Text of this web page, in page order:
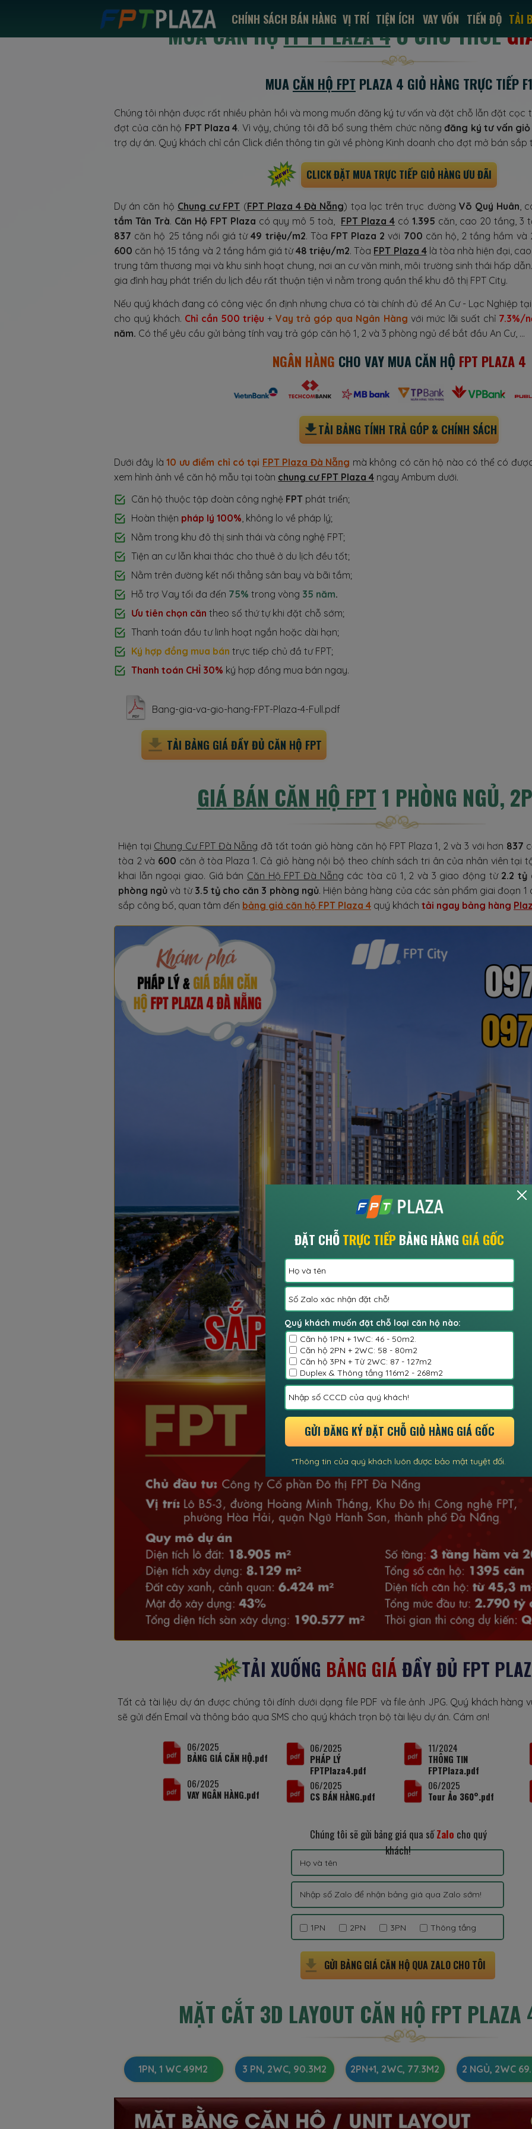
TẢI
CHÍNH SÁCH BÁN HÀNG TIỆN ÍCH
VỊ TRÍ VAY VỐN TIẾN ĐỘ
MUA CĂN HỘFPT PLAZA 4Ở CHO THUÊ
TẢI BẢNG GIÁ ĐẦY ĐỦ CĂN HỘ FPT
Căn hộ thuộc tập đoàn công nghệ FPT phát triển;
Hoàn thiện pháp lý 100%, không lo về pháp lý;
Nằm trong khu đô thị sinh thái và công nghệ FPT;
Tiện an cư lẫn khai thác cho thuê ở du lịch đều tốt;
Nằm trên đường kết nối thẳng sân bay và bãi tắm;
Hỗ trợ Vay tối đa đến 75% trong vòng 35 năm.
Ưu tiên chọn căn theo số thứ tự khi đặt chỗ sớm;
Thanh toán đầu tư linh hoạt ngắn hoặc dài hạn;
Ký hợp đồng mua bán trực tiếp chủ đầ tư FPT;
Thanh toán CHỈ 30% ký hợp đồng mua bán ngay.
Dự án căn hộ Chung cư FPT (FPT Plaza 4 Đà Nẵng) tọa lạc trên trục đường Võ Quý Huân,
tắm Tân Trà. Căn Hộ FPT Plaza có quy mô 5 toà, FPT Plaza 4 có 1.395 căn, cao 20 tầng, 3
837 căn hộ 25 tầng nổi giá từ49 triệu/m2. Tòa FPT Plaza 2 với 700 căn hộ, 2 tầng hầm và
600 căn hộ 15 tầng và 2 tầng hầm giá từ48 triệu/m2. Tòa FPT Plaza 4là tòa nhà hiện đại,
trung tâm thương mại và khu sinh hoạt chung, nơi an cư văn minh, môi trường sinh thái hấp dẫn.
gia đình hay phát triển du lịch đều rất thuận tiện vì nằm trong quần thể khu đô thị FPT City.
Dưới đây là10 ưu điểm chỉ có tại FPT Plaza Đà Nẵng mà không có căn hộ nào có thể có
xem hình ảnh về căn hộ mẫu tại toàn chung cư FPT Plaza 4 ngay Ambum dưới.
Bang-gia-va-gio-hang-FPT-Plaza-4-Full.pdf
CLICK ĐẶT MUA TRỰC TIẾP GIỎ HÀNG ƯU ĐÃI
MUA CĂN HỘ FPT PLAZA 4 GIỎ HÀNG TRỰC TIẾP F1
Chúng tôi nhận được rất nhiều phản hồi và mong muốn đăng ký tư vấn và đặt chỗ lẫn đặt
đợt của căn hộ FPT Plaza 4. Vì vậy, chúng tôi đã bổ sung thêm chức năngđăng ký tư vấn giỏ
trợ dự án. Quý khách chỉ cần Click điền thông tin gửi về phòng Kinh doanh cho đợt mở bán sắp
TẢI BẢNG TÍNH TRẢ GÓP & CHÍNH SÁCH
Nếu quý khách đang có công việc ổn định nhưng chưa có tài chính đủ để An Cư - Lạc Nghiệp
cho quý khách. Chỉ cần 500 triệu +Vay trả góp qua Ngân Hàng với mức lãi suất chỉ 7.3%/
năm. Có thể yêu cầu gửi bảng tính vay trả góp căn hộ 1, 2 và 3 phòng ngủ để bắt đầu An Cư, ...
NGÂN HÀNG CHO VAY MUA CĂN HỘ FPT PLAZA 4
GIÁ BÁN CĂN HỘ FPT 1 PHÒNG NGỦ,
Hiện tại Chung Cư FPT Đà Nẵng đã tất toán giỏ hàng căn hộ FPT Plaza 1, 2 và 3 với hơn 837
tòa 2 và 600 căn ở tòa Plaza 1. Cả giỏ hàng nội bộ theo chính sách tri ân của nhân viên tại
khai lẫn ngoại giao. Giá bán Căn Hộ FPT Đà Nẵng các tòa cũ 1, 2 và 3 giao động từ2.2 tỷ
phòng ngủ và từ 3.5 tỷ cho căn 3 phòng ngủ. Hiện bảng hàng của các sản phẩm giai đoạn 1
sắp công bố, quan tâm đến bảng giá căn hộ FPT Plaza 4 quý khách tải ngay bảng hàng
TẢI XUỐNG BẢNG GIÁ ĐẦY ĐỦ FPT
Tất cả tài liệu dự án được chúng tôi đính dưới dạng file PDF và file ảnh JPG. Quý khách hàng
sẽ gửi đến Email và thông báo qua SMS cho quý khách trọn bộ tài liệu dự án. Cám ơn!
06/2025
BẢNG GIÁ CĂN HỘ.pdf
06/2025
PHÁP LÝ
FPTPlaza4.pdf
11/2024
THÔNG TIN
FPTPlaza.pdf
06/2025
VAY NGÂN HÀNG.pdf
06/2025
CS BÁN HÀNG.pdf
06/2025
Tour Ảo 360°.pdf
GỬI BẢNG GIÁ CĂN HỘ QUA ZALO CHO TÔI
1PN 2PN 3PN Thông tầng
Chúng tôi sẽ gửi bảng giá qua sốZalo cho quý
khách!
1PN, 1 WC 49M2 3 PN, 2WC, 90.3M2 2PN+1, 2WC, 77.3M2 2 NGỦ, 2WC
MẶT CẮT 3D LAYOUT CĂN HỘ FPT
ĐẶT CHỖTRỰC TIẾP BẢNG HÀNG GIÁ GỐC
*Thông tin của quý khách luôn được bảo mật tuyệt đối.
GỬI ĐĂNG KÝ ĐẶT CHỖ GIỎ HÀNG GIÁ GỐC
Căn hộ 1PN + 1WC: 46 - 50m2.
Căn hộ 2PN + 2WC: 58 - 80m2
Căn hộ 3PN + Từ 2WC: 87 - 127m2
Duplex & Thông tầng 116m2 - 268m2
Quý khách muốn đặt chỗ loại căn hộ nào: